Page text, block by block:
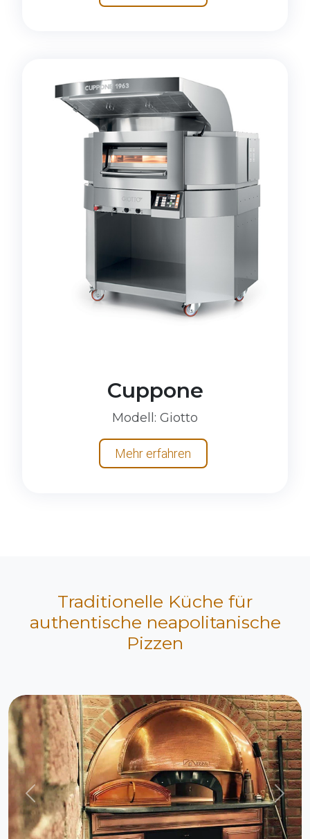
Cuppone
Modell : Giotto
Mehr erfahren
Traditionelle Küche für
authentische neapolitanische
Pizzen
Previous Next